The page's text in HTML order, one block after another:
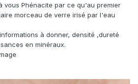
vous Phénacite par ce qu'au premier
morceau de verre irisé par l'eau
à donner, densité ,dureté
en minéraux.